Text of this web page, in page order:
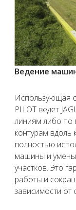
Ведение
Использующая
PILOT ведет
линиям либо
контурам вдоль
полностью
машины и
участков. Это
работы и
зависимости от